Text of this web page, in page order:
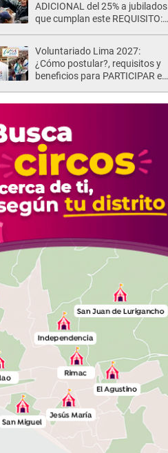
ADICIONAL del 25% a jubilados
que cumplan este REQUISITO:
Voluntariado Lima 2027:
¿Cómo postular?, requisitos y
beneficios para PARTICIPAR en